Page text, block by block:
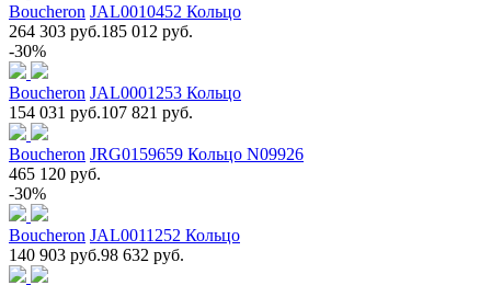
Boucheron JAL0010452 Кольцо
264 303 руб.185 012 руб.
-30%
Boucheron JAL0001253 Кольцо
154 031 руб.107 821 руб.
Boucheron JRG0159659 Кольцо N09926
465 120 руб.
-30%
Boucheron JAL0011252 Кольцо
140 903 руб.98 632 руб.